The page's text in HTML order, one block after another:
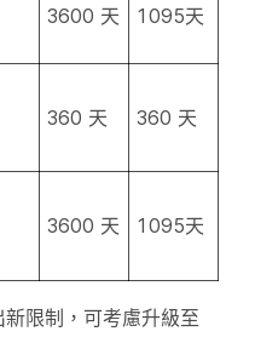
3600 天 1095天
360 天 360 天
3600 天 1095天
限制，可考慮升級至